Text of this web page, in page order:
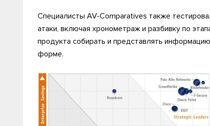
Специалисты AV-Comparatives также
атаки, включая хронометраж и разбивку по
продукта собирать и представлять
форме.